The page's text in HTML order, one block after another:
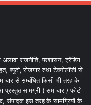
राजनीति, प्रशासन, ट्रेंडिंग
रोजगार तथा टेक्नोलॉजी से
से सम्बंधित किसी भी तरह के
प्रस्तुत सामग्री ( समाचार / फोटो
संपादक इस तरह के सामग्रियों के